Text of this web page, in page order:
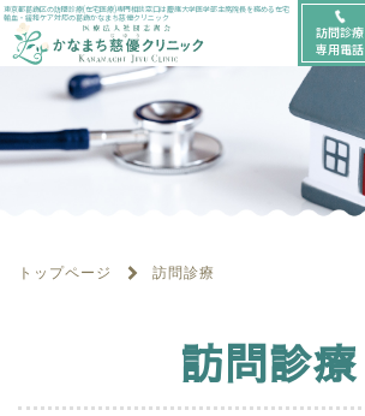
東京都葛飾区の訪問診療(在宅医療)専門相談窓口は慶應大学医学部主席院長を務める在宅
輸血・緩和ケア対応の葛飾かなまち慈優クリニック
訪問診療
専用電話
トップページ 訪問診療
訪問診療